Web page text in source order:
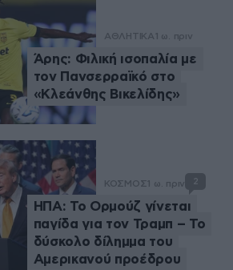
ΑΘΛΗΤΙΚΑ 1 ω. πριν
Άρης: Φιλική ισοπαλία με
τον Πανσερραϊκό στο
«Κλεάνθης Βικελίδης»
ΚΟΣΜΟΣ 1 ω. πριν 2
ΗΠΑ: Το Ορμούζ γίνεται
παγίδα για τον Τραμπ – Το
δύσκολο δίλημμα του
Αμερικανού προέδρου